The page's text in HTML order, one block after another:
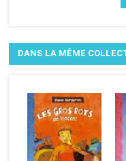
DANS LA MÊME